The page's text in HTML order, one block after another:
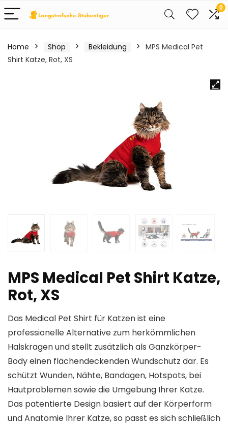
0
Home Shop Bekleidung
MPS Medical Pet
Shirt Katze, Rot, XS
MPS Medical Pet Shirt Katze,
Rot, XS
Das Medical Pet Shirt für Katzen ist eine
professionelle Alternative zum herkömmlichen
Halskragen und stellt zusätzlich als Ganzkörper-
Body einen flächendeckenden Wundschutz dar. Es
schützt Wunden, Nähte, Bandagen, Hotspots, bei
Hautproblemen sowie die Umgebung Ihrer Katze.
Das patentierte Design basiert auf der Körperform
und Anatomie Ihrer Katze, so passt es sich schließlich